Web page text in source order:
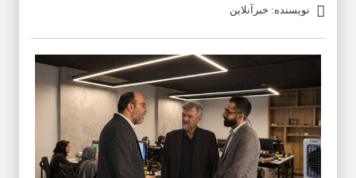
نویسنده: خبرآنلاین